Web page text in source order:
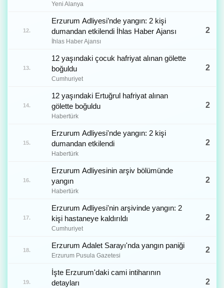
Yeni Alanya
12.
Erzurum Adliyesi’nde yangın: 2 kişi
dumandan etkilendi İhlas Haber Ajansı
İhlas Haber Ajansı
2
13.
12 yaşındaki çocuk hafriyat alınan gölette
boğuldu
Cumhuriyet
2
14.
12 yaşındaki Ertuğrul hafriyat alınan
gölette boğuldu
Habertürk
2
15.
Erzurum Adliyesi'nde yangın: 2 kişi
dumandan etkilendi
Habertürk
2
16.
Erzurum Adliyesinin arşiv bölümünde
yangın
Habertürk
2
17.
Erzurum Adliyesi'nin arşivinde yangın: 2
kişi hastaneye kaldırıldı
Cumhuriyet
2
18.
Erzurum Adalet Sarayı'nda yangın paniği
Erzurum Pusula Gazetesi
2
19.
İşte Erzurum'daki cami intiharının
detayları
2